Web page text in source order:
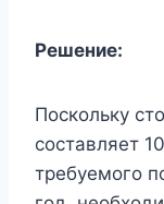
Решение:
Поскольку
составляет
требуемого